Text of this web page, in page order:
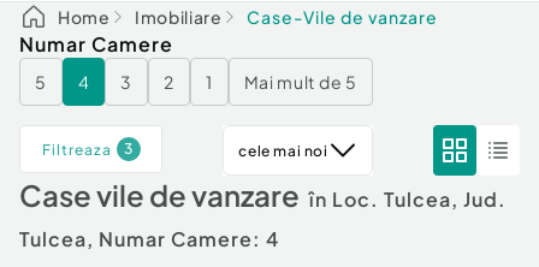
Electronice si electrocasnice
Casa si gradina
Piese auto
Mama si copilul
Moda si frumusete
Sport, timp liber, arta
Locuri de munca
Anvelope si Jante
Alege dupa sezon
Scutere - ATV - UTV
Autoutilitare
Ambarcatiuni
Camioane - Rulote - Remorci
Motociclete
Home Imobiliare Case-Vile de vanzare
Numar Camere
5 4 3 2 1 Mai mult de 5
Filtreaza 3 cele mai noi
Case vile de vanzare în Loc. Tulcea, Jud.
Tulcea, Numar Camere: 4